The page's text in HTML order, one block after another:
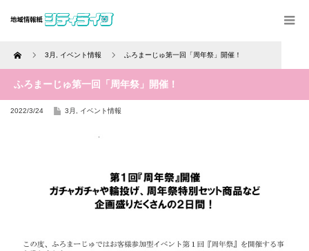
Home 3月 イベント情報 ふろまーじゅ第一回「周年祭」開催！
ふろまーじゅ第一回「周年祭」開催！
2022/3/24 3月 イベント情報